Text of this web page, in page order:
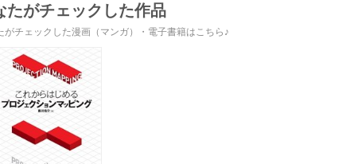
たがチェックした作品
がチェックした漫画（マンガ）・電子書籍はこちら♪